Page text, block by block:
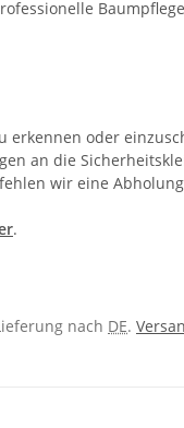
erkennen oder
an die
wir eine
.
nach DE.